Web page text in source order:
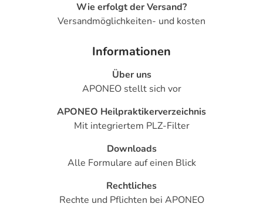
Wie erfolgt der Versand?
Versandmöglichkeiten- und kosten
Informationen
Über uns
APONEO stellt sich vor
APONEO Heilpraktikerverzeichnis
Mit integriertem PLZ-Filter
Downloads
Alle Formulare auf einen Blick
Rechtliches
Rechte und Pflichten bei APONEO